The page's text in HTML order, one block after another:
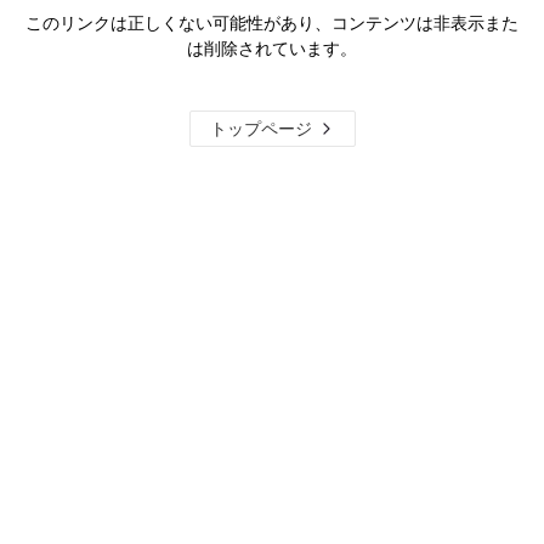
このリンクは正しくない可能性があり、コンテンツは非表示また
は削除されています。
トップページ